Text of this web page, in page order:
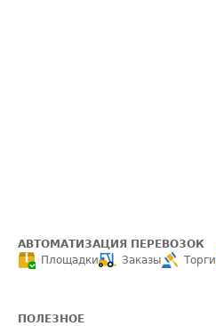
АВТОМАТИЗАЦИЯ ПЕРЕВОЗОК
Площадки
Заказы Торги
ПОЛЕЗНОЕ